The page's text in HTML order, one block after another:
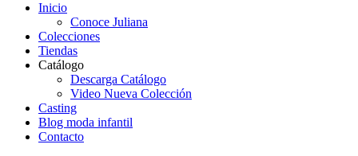
Inicio
Conoce Juliana
Colecciones
Tiendas
Catálogo
Descarga Catálogo
Video Nueva Colección
Casting
Blog moda infantil
Contacto